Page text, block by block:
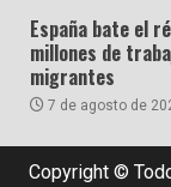
España bate el
millones de
migrantes
7 de agosto de
Copyright ©